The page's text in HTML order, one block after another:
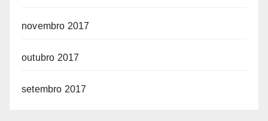
novembro 2017
outubro 2017
setembro 2017